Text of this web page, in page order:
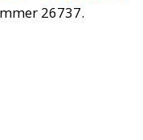
26737.